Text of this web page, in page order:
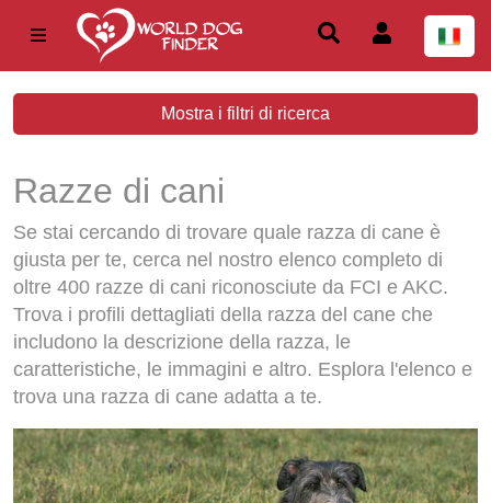
Mostra i filtri di ricerca
Razze di cani
Se stai cercando di trovare quale razza di cane è
giusta per te, cerca nel nostro elenco completo di
oltre 400 razze di cani riconosciute da FCI e AKC.
Trova i profili dettagliati della razza del cane che
includono la descrizione della razza, le
caratteristiche, le immagini e altro. Esplora l'elenco e
trova una razza di cane adatta a te.